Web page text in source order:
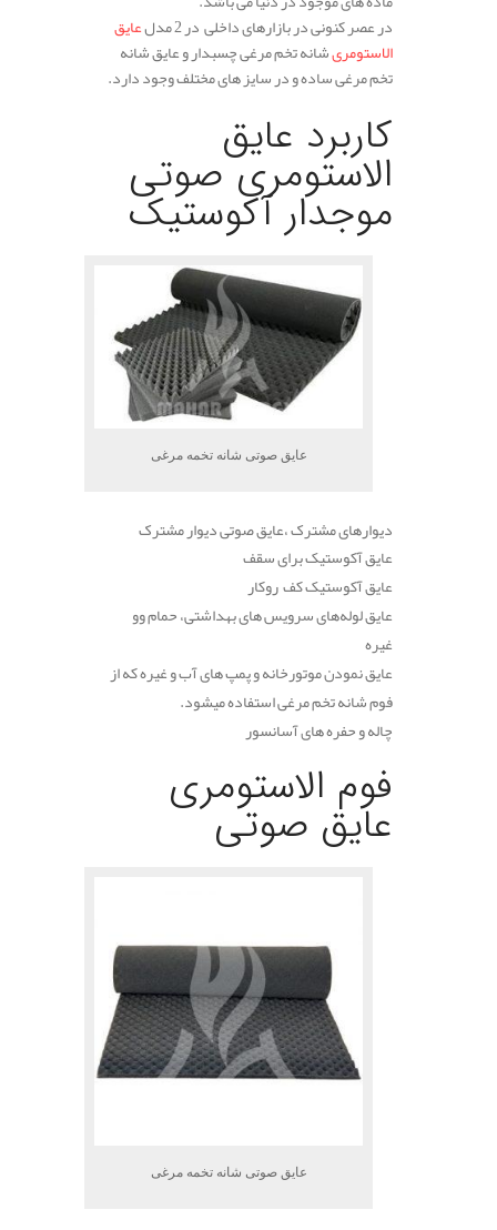
در عصر کنونی در بازارهای داخلی در 2 مدل
عایق
الاستومریشانه تخم مرغی چسبدار و عایق شانه
تخم مرغی ساده و در سایز های مختلف وجود دارد.
کاربرد عایق
الاستومری صوتی
موجدار آکوستیک
عایق صوتی شانه تخمه مرغی
دیوارهای مشترک ،عایق صوتی دیوار مشترک
عایق آکوستیک برای سقف
عایق آکوستیک کف روکار
عایق لوله‌های سرویس های بهداشتی، حمام وو
غیره
عایق نمودن موتورخانه و پمپ های آب و غیره که از
فوم شانه تخم مرغی استفاده میشود.
چاله و حفره های آسانسور
فوم الاستومری
عایق صوتی
عایق صوتی شانه تخمه مرغی